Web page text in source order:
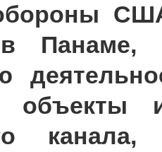
Панаме,
объекты